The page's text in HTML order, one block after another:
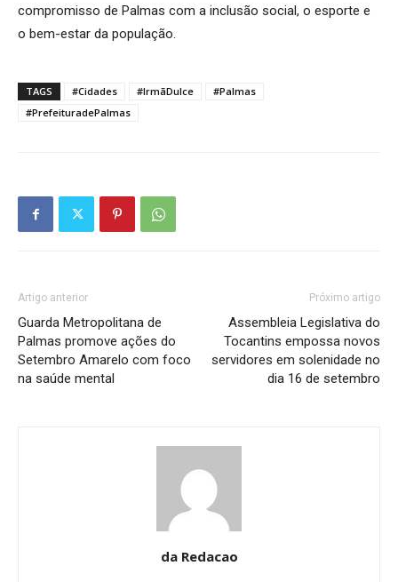
compromisso de Palmas com a inclusão social, o esporte e
o bem-estar da população.
TAGS #Cidades #IrmãDulce
#Palmas
#PrefeituradePalmas
Artigo anterior
Guarda Metropolitana de
Palmas promove ações do
Setembro Amarelo com foco
na saúde mental
Próximo artigo
Assembleia Legislativa do
Tocantins empossa novos
servidores em solenidade no
dia 16 de setembro
da Redacao